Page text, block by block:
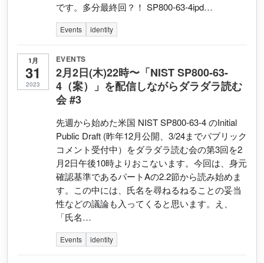
です。多分最終回？！ SP800-63-4ipd…
Events identity
1月
31
2023
EVENTS
2月2日(木)22時〜「NIST SP800-63-
4（案）」を配信しながらダラダラ読む
会 #3
先週から始めた米国 NIST SP800-63-4 のInitial
Public Draft (昨年12月公開、3/24までパブリック
コメント受付中）をダラダラ読む会の第3回を2
月2日午後10時よりおこないます。今回は、身元
確認基準であるパートAの2.2節から読み始めま
す。この中には、氏名を尋ねるねることの妥当
性などの議論も入ってくると思います。え、
「氏名…
Events identity